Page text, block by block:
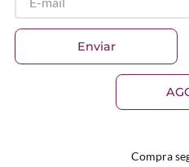
Enviar
Compra